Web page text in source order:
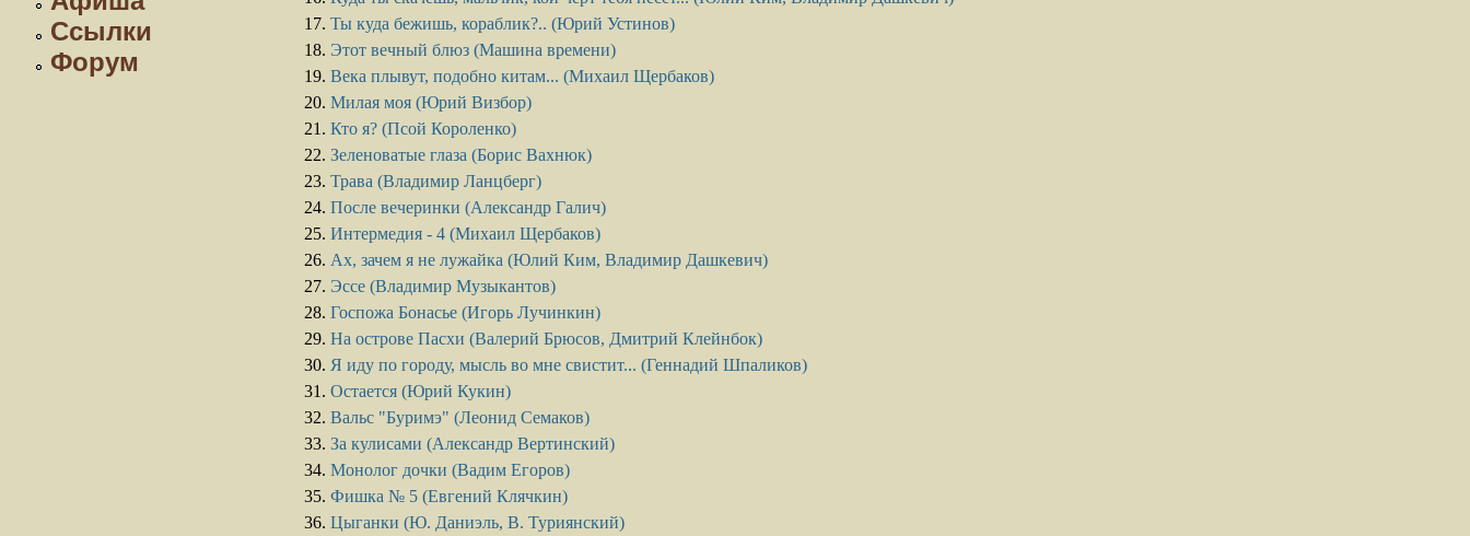
Ссылки
Форум
Ты куда бежишь, кораблик?.. (Юрий Устинов)
Этот вечный блюз (Машина времени)
Века плывут, подобно китам... (Михаил Щербаков)
Милая моя (Юрий Визбор)
Кто я? (Псой Короленко)
Зеленоватые глаза (Борис Вахнюк)
Трава (Владимир Ланцберг)
После вечеринки (Александр Галич)
Интермедия - 4 (Михаил Щербаков)
Ах, зачем я не лужайка (Юлий Ким, Владимир Дашкевич)
Эссе (Владимир Музыкантов)
Госпожа Бонасье (Игорь Лучинкин)
На острове Пасхи (Валерий Брюсов, Дмитрий Клейнбок)
Я иду по городу, мысль во мне свистит... (Геннадий Шпаликов)
Остается (Юрий Кукин)
Вальс "Буримэ" (Леонид Семаков)
За кулисами (Александр Вертинский)
Монолог дочки (Вадим Егоров)
Фишка № 5 (Евгений Клячкин)
Цыганки (Ю. Даниэль, В. Туриянский)